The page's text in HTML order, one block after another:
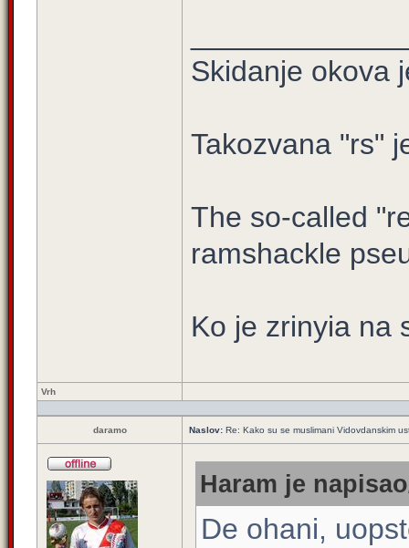
Skidanje okova
Takozvana "rs"
The so-called
ramshackle
Ko je zrinyia na
Vrh
daramo Naslov: Re: Kako su se muslimani Vidovdanskim
Haram je
De ohani,